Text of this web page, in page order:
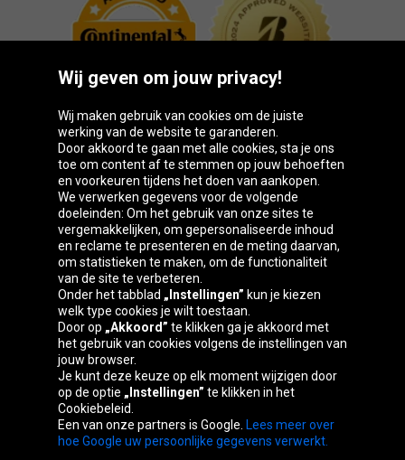
Oponeo-groep
Česká
republika
Deutschland Éire España
France Italia Magyarország Nederland
Österreich
republika
Kingdom
Wij geven om jouw privacy!
Wij maken gebruik van cookies om de juiste
werking van de website te garanderen.
Door akkoord te gaan met alle cookies, sta je ons
toe om content af te stemmen op jouw behoeften
en voorkeuren tijdens het doen van aankopen.
We verwerken gegevens voor de volgende
doeleinden: Om het gebruik van onze sites te
vergemakkelijken, om gepersonaliseerde inhoud
en reclame te presenteren en de meting daarvan,
om statistieken te maken, om de functionaliteit
van de site te verbeteren.
Onder het tabblad „Instellingen” kun je kiezen
welk type cookies je wilt toestaan.
Door op „Akkoord” te klikken ga je akkoord met
het gebruik van cookies volgens de instellingen van
jouw browser.
Je kunt deze keuze op elk moment wijzigen door
op de optie „Instellingen” te klikken in het
Cookiebeleid.
Een van onze partners is Google. Lees meer over
hoe Google uw persoonlijke gegevens verwerkt.